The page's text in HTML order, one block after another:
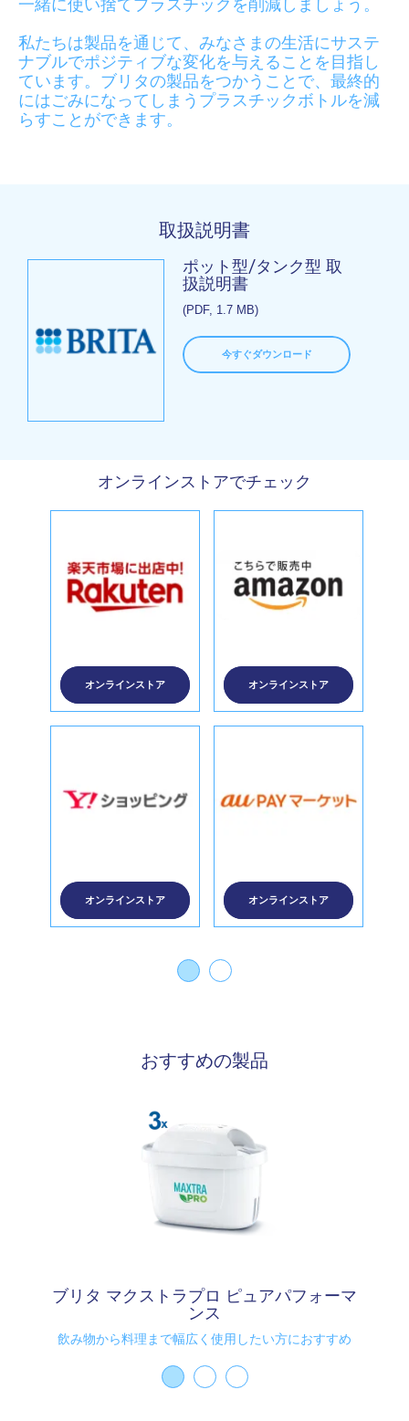
一緒に使い捨てプラスチックを削減しましょう。
私たちは製品を通じて、みなさまの生活にサステ
ナブルでポジティブな変化を与えることを目指し
ています。ブリタの製品をつかうことで、最終的
にはごみになってしまうプラスチックボトルを減
らすことができます。
取扱説明書
ポット型/タンク型 取
扱説明書
(PDF, 1.7 MB)
今すぐダウンロード
オンラインストアでチェック
オンラインストア オンラインストア
オンラインストア オンラインストア
おすすめの製品
ブリタ マクストラプロ ピュアパフォーマ
ンス
飲み物から料理まで幅広く使用したい方におすすめ​